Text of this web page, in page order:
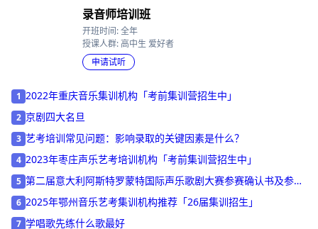
录音师培训班
开班时间: 全年
授课人群: 高中生 爱好者
1 2022年重庆音乐集训机构「考前集训营招生中」
2 京剧四大名旦
3 艺考培训常见问题：影响录取的关键因素是什么？
4 2023年枣庄声乐艺考培训机构「考前集训营招生中」
5 第二届意大利阿斯特罗蒙特国际声乐歌剧大赛参赛确认书及参赛
协议书
6 2025年鄂州音乐艺考集训机构推荐「26届集训招生」